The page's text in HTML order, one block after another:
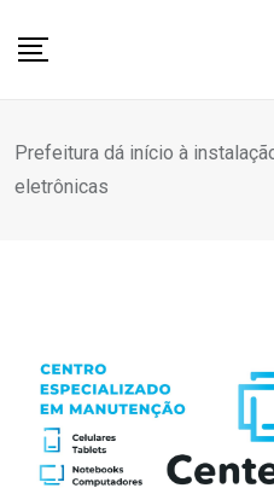
Prefeitura dá início à
eletrônicas